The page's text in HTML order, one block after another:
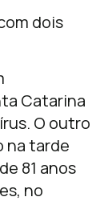
dois
Catarina
O outro
na tarde
81 anos
no